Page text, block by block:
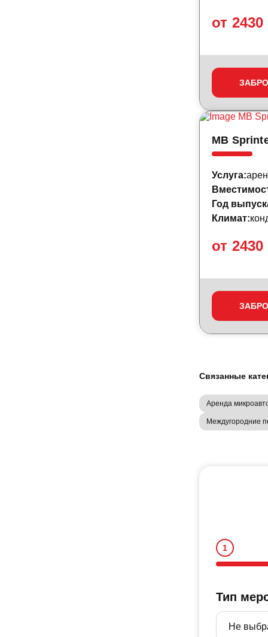
от
MB
от
Услуга:
Год
Климат:
Связанные
Аренда
Междугородние
Тип